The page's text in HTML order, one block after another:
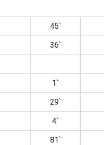
45`
36`
1`
29`
4`
81`